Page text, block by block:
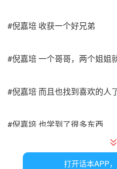
#倪嘉培 收获一个好兄弟
#倪嘉培 一个哥哥，两个姐姐
#倪嘉培 而且也找到喜欢的人
#倪嘉培 也学到了很多东西
#倪嘉培 值得了
打开话本APP